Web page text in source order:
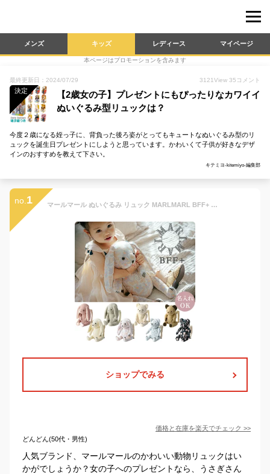
メンズ キッズ レディース マイページ
本ページはプロモーションを含みます
最終更新日：2024/07/29 3121View 35 コメント
決定
【2歳女の子】プレゼントにもぴったりなカワイイ
ぬいぐるみ型リュックは？
今度２歳になる姪っ子に、背負った後ろ姿がとってもキュートなぬいぐるみ型のリ
ュックを誕生日プレゼントにしようと思っています。かわいくて子供が好きなデザ
インのおすすめを教えて下さい。
キテミヨ-kitemiyo-編集部
no. 1 マールマール ぬいぐるみ リュック MARLMARL BFF+ 【名入れ対応】【 多機能ぬいぐるみ 】( 赤ちゃん ベビー 女の子 男の子 ぬいぐるみ 人形 リュック バックパック ヘッドガード コットン くま うさぎ 可愛い かわいい おしゃれ 出産祝い プレゼント ギフト ) 【即納】
ショップでみる
価格と在庫を楽天でチェック >>
どんどん(50代・男性)
人気ブランド、マールマールのかわいい動物リュックはい
かがでしょうか？女の子へのプレゼントなら、うさぎさん